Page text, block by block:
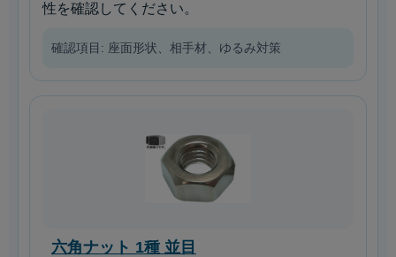
性を確認してください。
確認項目: 座面形状、相手材、ゆるみ対策
六角ナット 1種 並目